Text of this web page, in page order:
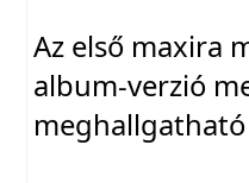
Az első maxira
album-verzió
meghallgatható